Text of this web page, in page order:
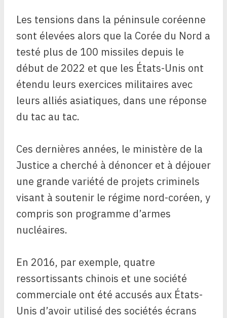
Les tensions dans la péninsule coréenne
sont élevées alors que la Corée du Nord a
testé plus de 100 missiles depuis le
début de 2022 et que les États-Unis ont
étendu leurs exercices militaires avec
leurs alliés asiatiques, dans une réponse
du tac au tac.
Ces dernières années, le ministère de la
Justice a cherché à dénoncer et à déjouer
une grande variété de projets criminels
visant à soutenir le régime nord-coréen, y
compris son programme d’armes
nucléaires.
En 2016, par exemple, quatre
ressortissants chinois et une société
commerciale ont été accusés aux États-
Unis d’avoir utilisé des sociétés écrans